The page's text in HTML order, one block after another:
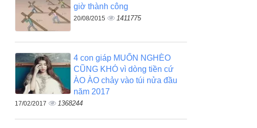
giờ thành công
20/08/2015 1411775
4 con giáp MUỐN NGHÈO
CŨNG KHÓ vì dòng tiền cứ
ÀO ÀO chảy vào túi nửa đầu
năm 2017
17/02/2017 1368244